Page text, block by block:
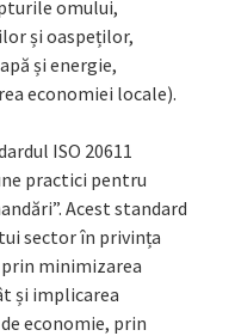
omului,
și oaspeților,
și energie,
economiei locale).
ISO 20611
practici pentru
Acest standard
sector în privința
minimizarea
și implicarea
economie, prin